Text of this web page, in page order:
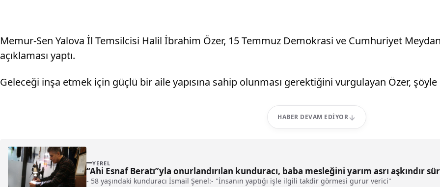
Memur-Sen Yalova İl Temsilcisi Halil İbrahim Özer, 15 Temmuz Demokrasi ve Cumhuriyet
açıklaması yaptı.
Geleceği inşa etmek için güçlü bir aile yapısına sahip olunması gerektiğini vurgulayan Özer,
HABER DEVAM EDIYOR
YEREL
“Ahi Esnaf Beratı”yla onurlandırılan kunduracı, baba mesleğini yarım asrı aşkındır
- 58 yaşındaki kunduracı İsmail Şenel:- "İnsanın yaptığı işle ilgili takdir görmesi gurur verici"